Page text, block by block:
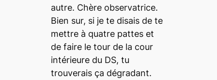
autre. Chère observatrice.
Bien sur, si je te disais de te
mettre à quatre pattes et
de faire le tour de la cour
intérieure du DS, tu
trouverais ça dégradant.